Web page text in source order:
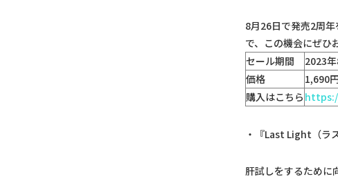
8月26日で発売2周
で、この機会にぜひ
セール期間
2023
価格
1,690
購入はこちら
『Last Light（ラ
肝試しをするために